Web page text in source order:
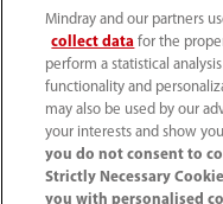
Mindray
Goebel­straße
06151 3910 - 0
Mindray and our partners
collect data for the
perform a statistical
functionality and
may also be used by our
your interests and show
you do not consent to
Strictly Necessary
you with personalised